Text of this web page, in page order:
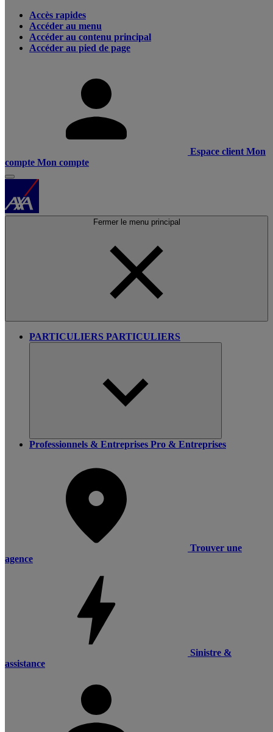
Accès rapides
Accéder au menu
Accéder au contenu principal
Accéder au pied de page
Espace client Mon
compte Mon compte
Fermer le menu principal
PARTICULIERS PARTICULIERS
Professionnels & Entreprises Pro & Entreprises
Trouver une
agence
Sinistre &
assistance